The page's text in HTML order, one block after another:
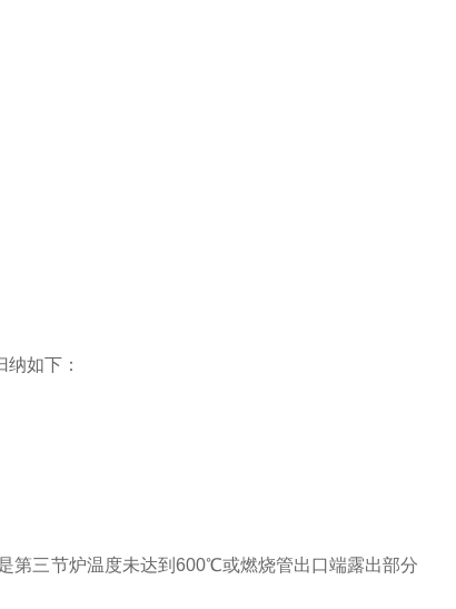
如下：
第三节炉温度未达到600℃或燃烧管出口端露出部分